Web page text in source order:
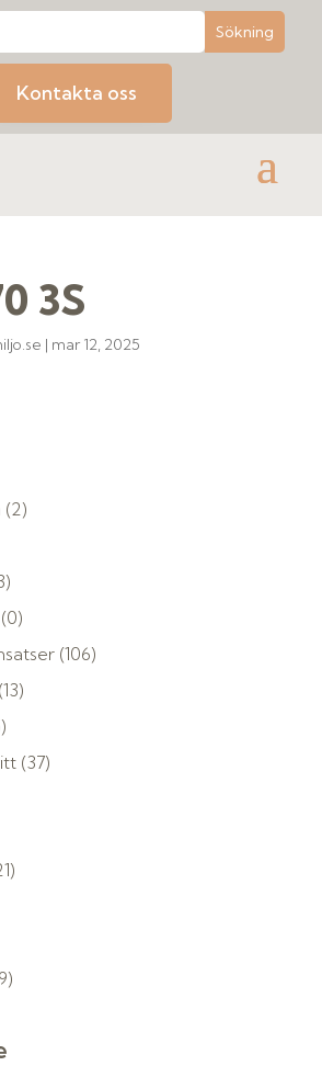
Kontakta oss
3S
| mar 12, 2025
(2)
(0)
(106)
(13)
(37)